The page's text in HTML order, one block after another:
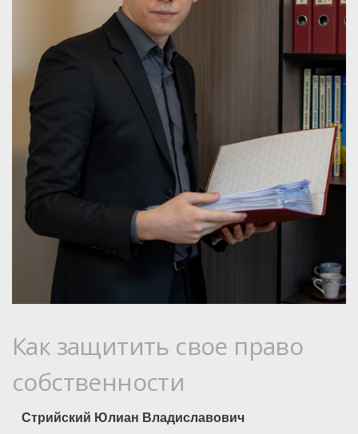
Как защитить свое право
собственности
Стрийский Юлиан Владиславович